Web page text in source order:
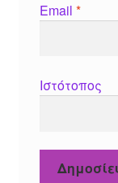
Email *
Ιστότοπος